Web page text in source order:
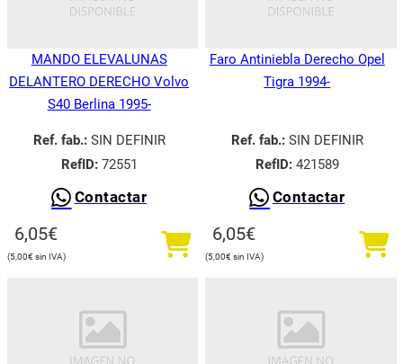
MANDO ELEVALUNAS
DELANTERO DERECHO Volvo
S40 Berlina 1995-
Ref. fab.:SIN DEFINIR
RefID:72551
Contactar
6,05€
5,00€
Faro Antiniebla Derecho Opel
Tigra 1994-
Ref. fab.:SIN DEFINIR
RefID:421589
Contactar
6,05€
5,00€